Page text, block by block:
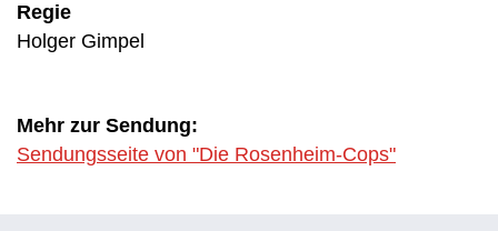
Regie
Holger Gimpel
Mehr zur Sendung:
Sendungsseite von "Die Rosenheim-Cops"